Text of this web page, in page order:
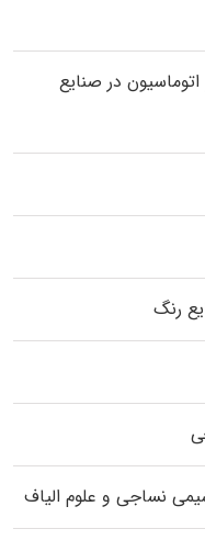
در صنایع
رنگ
نساجی و علوم الیاف